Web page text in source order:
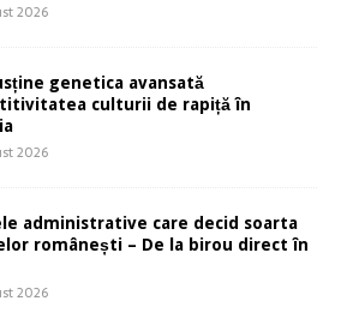
2026
genetica avansată
culturii de rapiță în
2026
administrative care decid soarta
românești – De la birou direct în
2026